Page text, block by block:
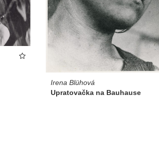
Irena Blühová
Upratovačka na Bauhause